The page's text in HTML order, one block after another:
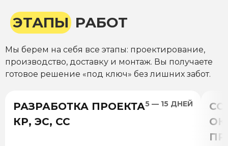
ЭТАПЫ РАБОТ
Мы берем на себя все этапы: проектирование,
производство, доставку и монтаж. Вы получаете
готовое решение «под ключ» без лишних забот.
РАЗРАБОТКА ПРОЕКТА
КР, ЭС, СС
5 — 15 ДНЕЙ